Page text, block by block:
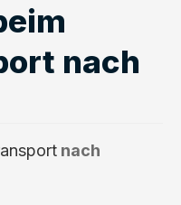
nach
nach